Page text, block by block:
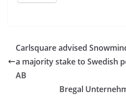
Carlsquare advised
a majority stake to Swedish
AB
Bregal